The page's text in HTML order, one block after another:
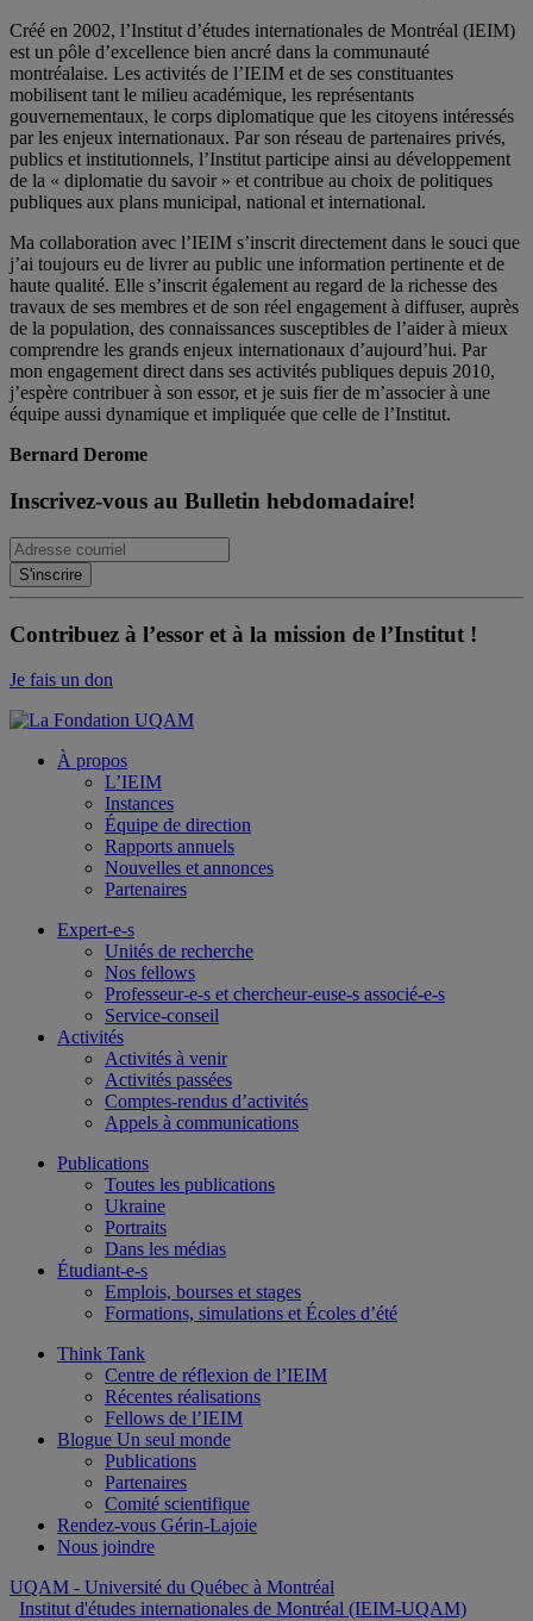
Créé en 2002, l’Institut d’études internationales de Montréal (IEIM)
est un pôle d’excellence bien ancré dans la communauté
montréalaise. Les activités de l’IEIM et de ses constituantes
mobilisent tant le milieu académique, les représentants
gouvernementaux, le corps diplomatique que les citoyens intéressés
par les enjeux internationaux. Par son réseau de partenaires privés,
publics et institutionnels, l’Institut participe ainsi au développement
de la « diplomatie du savoir » et contribue au choix de politiques
publiques aux plans municipal, national et international.
Ma collaboration avec l’IEIM s’inscrit directement dans le souci que
j’ai toujours eu de livrer au public une information pertinente et de
haute qualité. Elle s’inscrit également au regard de la richesse des
travaux de ses membres et de son réel engagement à diffuser, auprès
de la population, des connaissances susceptibles de l’aider à mieux
comprendre les grands enjeux internationaux d’aujourd’hui. Par
mon engagement direct dans ses activités publiques depuis 2010,
j’espère contribuer à son essor, et je suis fier de m’associer à une
équipe aussi dynamique et impliquée que celle de l’Institut.
Bernard Derome
Inscrivez-vous au Bulletin hebdomadaire!
Contribuez à l’essor et à la mission de l’Institut !
Je fais un don
À propos
L’IEIM
Instances
Équipe de direction
Rapports annuels
Nouvelles et annonces
Partenaires
Expert-e-s
Unités de recherche
Nos fellows
Professeur-e-s et chercheur-euse-s associé-e-s
Service-conseil
Activités
Activités à venir
Activités passées
Comptes-rendus d’activités
Appels à communications
Publications
Toutes les publications
Ukraine
Portraits
Dans les médias
Étudiant-e-s
Emplois, bourses et stages
Formations, simulations et Écoles d’été
Think Tank
Centre de réflexion de l’IEIM
Récentes réalisations
Fellows de l’IEIM
Blogue Un seul monde
Publications
Partenaires
Comité scientifique
Rendez-vous Gérin-Lajoie
Nous joindre
UQAM - Université du Québec à Montréal
Institut d'études internationales de Montréal (IEIM-UQAM)